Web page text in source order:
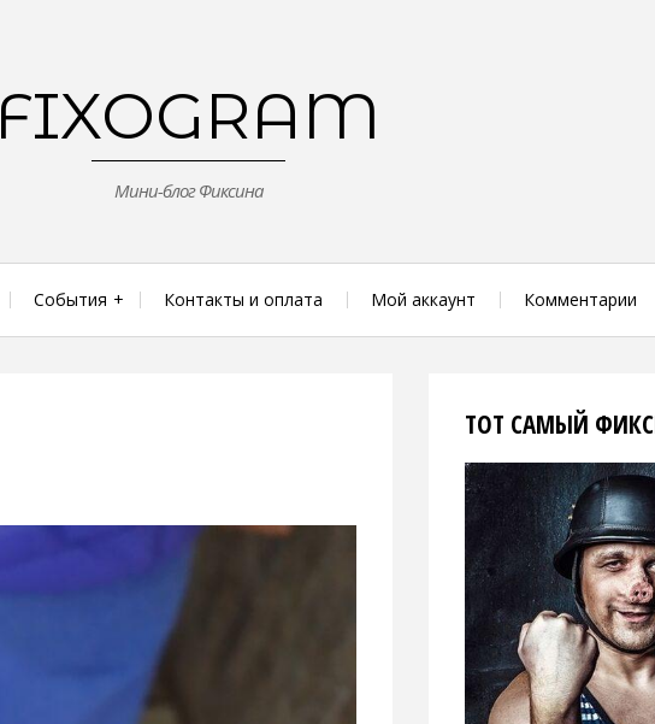
FIXOGRAM
Мини-блог Фиксина
События Контакты и оплата Мой аккаунт Комментарии
ТОТ САМЫЙ